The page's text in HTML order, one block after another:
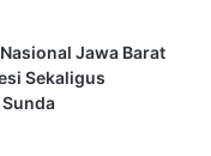
Jawa Barat
Sekaligus